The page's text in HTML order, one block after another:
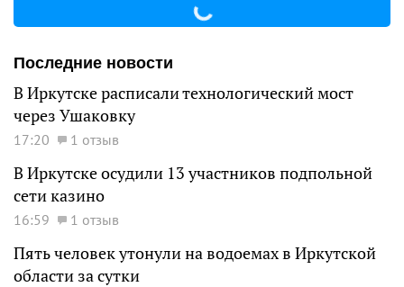
Последние новости
В Иркутске расписали технологический мост
через Ушаковку
17:20 1 отзыв
В Иркутске осудили 13 участников подпольной
сети казино
16:59 1 отзыв
Пять человек утонули на водоемах в Иркутской
области за сутки